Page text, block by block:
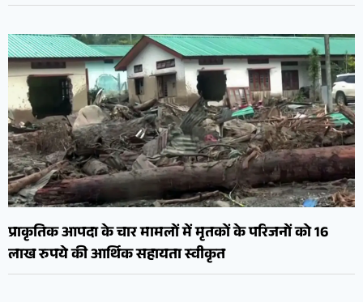
प्राकृतिक आपदा के चार मामलों में मृतकों के परिजनों को 16
लाख रुपये की आर्थिक सहायता स्वीकृत